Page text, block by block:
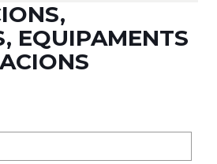
EQUIPAMENTS